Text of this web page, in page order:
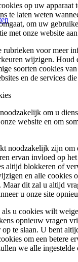
op uw apparaat
te laten weten
om uw
met onze website aan
voor meer
wijzigen. Houd
soorten cookies
en de services
om u
website en om
noodzakelijk zijn om
ervan invloed op
altijd blokkeren of
en alle cookies
Maar dit zal u altijd
u onze site
u cookies wilt
opnieuw vragen
op te slaan. U bent
om een betere
we alle ingestelde